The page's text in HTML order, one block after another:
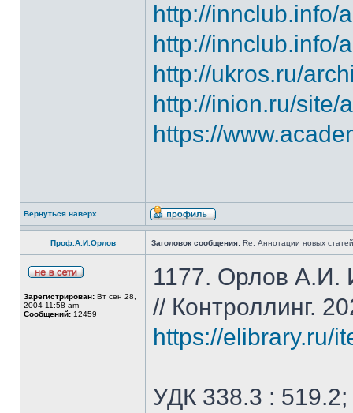
http://innclub.info/
http://innclub.info/
http://ukros.ru/
http://inion.ru/site/
https://
Вернуться наверх
Проф.А.И.Орлов Заголовок сообщения: Re: Аннотации новых
Зарегистрирован: Вт сен 28,
2004 11:58 am
Сообщений: 12459
1177. Орлов А.И.
// Контроллинг.
https://elibrary.ru/
УДК 338.3 : 519.2;